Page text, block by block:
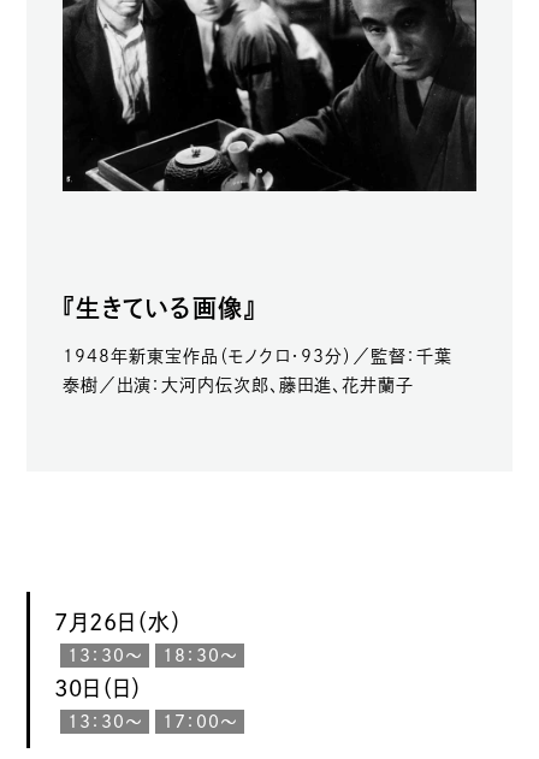
『生きている画像』
1948年新東宝作品（モノクロ・93分）／監督：千葉
泰樹／出演：大河内伝次郎、藤田進、花井蘭子
7月26日（水）
13：30〜 18：30〜
30日（日）
13：30〜 17：00〜